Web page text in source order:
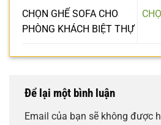
CHỌN GHẾ SOFA CHO
PHÒNG KHÁCH BIỆT THỰ
Để lại một bình luận
Email của bạn sẽ không được